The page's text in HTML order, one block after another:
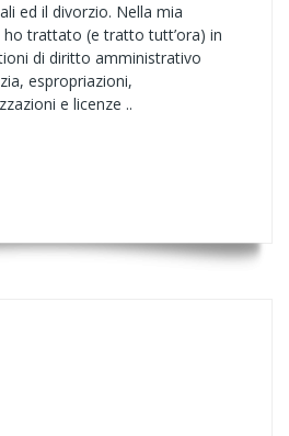
ed il divorzio. Nella mia
trattato (e tratto tutt’ora) in
di diritto amministrativo
espropriazioni,
e licenze ..